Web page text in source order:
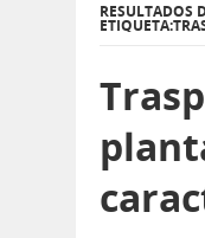
RESULTADOS